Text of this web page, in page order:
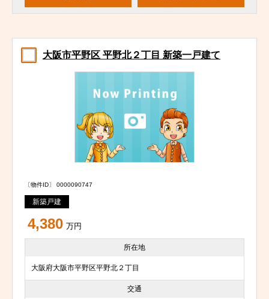
大阪市平野区 平野北２丁目 新築一戸建て
〔物件ID〕 0000090747
新築戸建
4,380 万円
所在地
大阪府大阪市平野区平野北２丁目
交通